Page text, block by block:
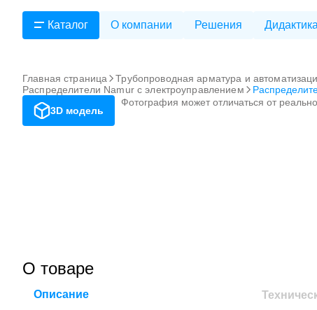
Каталог О компании Решения Дидактика
Главная страница Трубопроводная арматура и
Распределители Namur с электроуправлением
3D модель
Фотография может отличаться от
О товаре
Описание